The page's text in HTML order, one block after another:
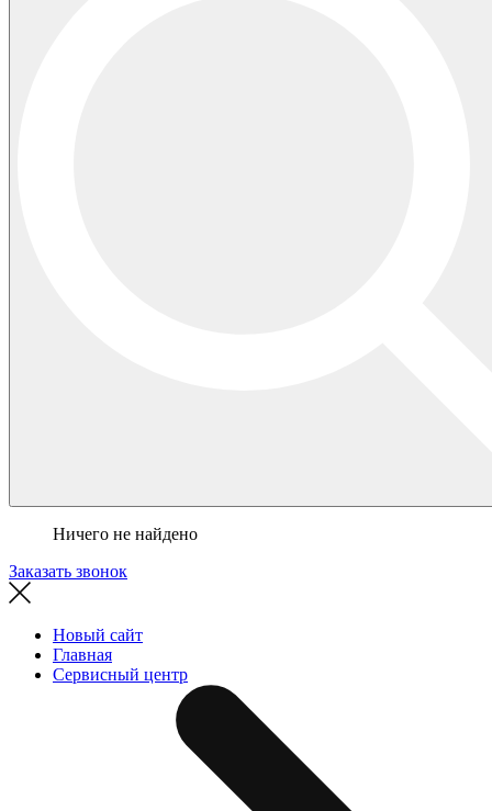
Ничего не найдено
Заказать звонок
Новый сайт
Главная
Сервисный центр